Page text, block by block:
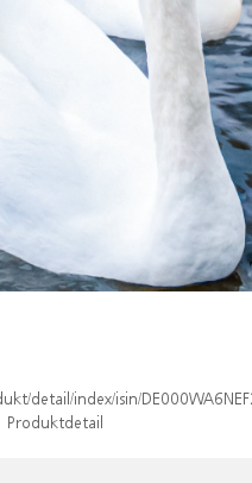
detail/index/isin/
Produktdetail